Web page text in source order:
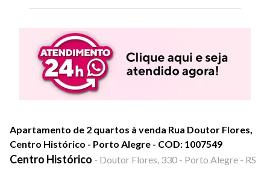
Apartamento de 2 quartos à venda Rua Doutor Flores,
Centro Histórico - Porto Alegre - COD: 1007549
Centro Histórico - Doutor Flores, 330 - Porto Alegre - RS